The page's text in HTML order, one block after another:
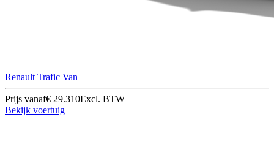
Renault Trafic Van
Prijs vanaf€ 29.310Excl. BTW
Bekijk voertuig